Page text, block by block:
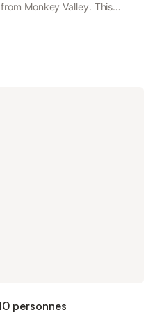
Monkey Valley. This
and free private parking.
set 31 km from The
personnes